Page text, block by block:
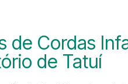
de Cordas
de Tatuí